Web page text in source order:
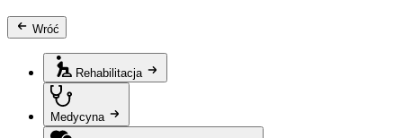
Wróć
Rehabilitacja
Medycyna